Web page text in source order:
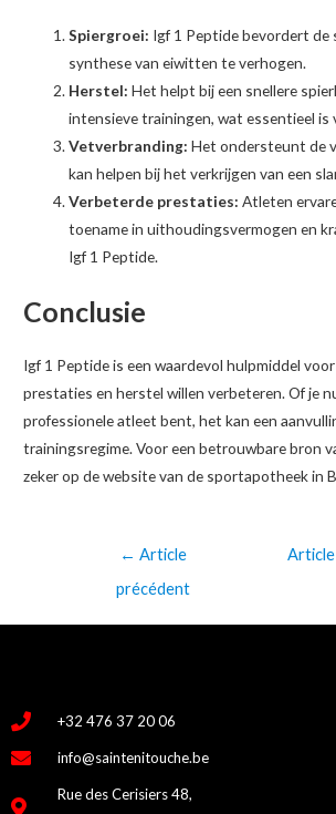
Spiergroei: Igf 1 Peptide bevordert de
synthese van eiwitten te verhogen.
Herstel: Het helpt bij een snellere
intensieve trainingen, wat essentieel is
Vetverbranding: Het ondersteunt de
kan helpen bij het verkrijgen van een
Verbeterde prestaties: Atleten
toename in uithoudingsvermogen en
Igf 1 Peptide.
Conclusie
Igf 1 Peptide is een waardevol hulpmiddel
prestaties en herstel willen verbeteren. Of je
professionele atleet bent, het kan een
trainingsregime. Voor een betrouwbare bron
zeker op de website van de sportapotheek in
← Article
précédent
+32 476 37 20 06
info@saintenitouche.be
Rue des Cerisiers 48,